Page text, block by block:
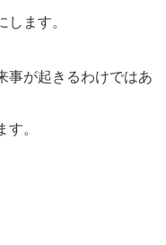
ます。
事が起きるわけではあ
。